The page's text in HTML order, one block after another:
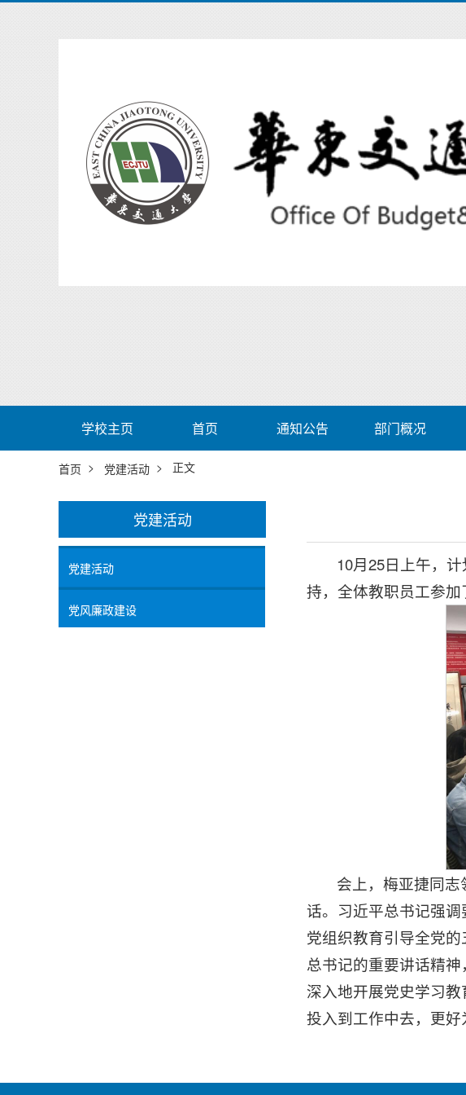
学校主页 首页 通知公告 部门概况
首页 > 党建活动 > 正文
党建活动
党建活动
党风廉政建设
10月25日上午，
持，全体教职员工参加
会上，梅亚捷同
话。习近平总书记强
党组织教育引导全党
总书记的重要讲话精
深入地开展党史学习
投入到工作中去，更好